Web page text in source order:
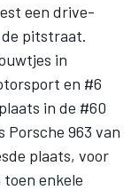
een drive-
pitstraat.
in
en #6
in de #60
Porsche 963 van
plaats, voor
toen enkele